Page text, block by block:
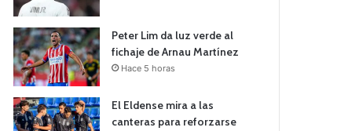
Peter Lim da luz verde al
fichaje de Arnau Martínez
Hace 5 horas
El Eldense mira a las
canteras para reforzarse